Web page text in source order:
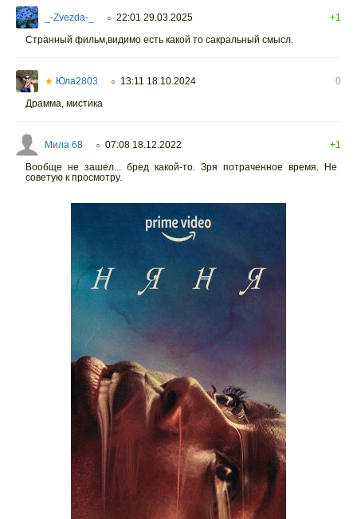
_-Zvezda-_ ○ 22:01 29.03.2025
+1
Странный фильм,видимо есть какой то сакральный смысл.
★ Юла2803 ○ 13:11 18.10.2024
0
Драмма, мистика
Мила 68 ○ 07:08 18.12.2022
+1
Вообще не зашел... бред какой-то. Зря потраченное время. Не
советую к просмотру.